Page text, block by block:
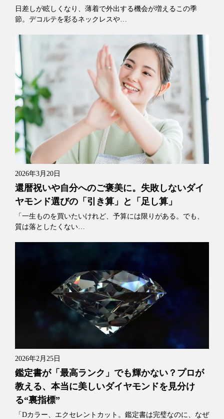
日差しが眩しくなり、薄着で外出する機会が増えるこの季
節。デコルテを彩るネックレスや…
2026年3月20日
還暦祝いや自分へのご褒美に。失敗しないダイ
ヤモンド選びの「引き算」と「足し算」
「一生ものを買いたいけれど、予算には限りがある。でも、
質は落としたくない…
2026年2月25日
鑑定書が「最高ランク」でも輝かない？プロが
教える、本当に美しいダイヤモンドを見分け
る“裏指標”
「Dカラー、エクセレントカット。鑑定書は完璧なのに、なぜ